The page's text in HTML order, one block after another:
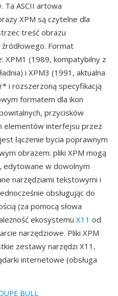
Ta ASCII artowa
XPM są czytelne dla
treść obrazu
Format
XPM1 (1989, kompatybilny z
i XPM3 (1991, aktualna
i rozszerzoną specyfikacją
formatem dla ikon
przycisków
elementów interfejsu przez
łączenie bycia poprawnym
obrazem: pliki XPM mogą
edytowane w dowolnym
narzędziami tekstowymi i
obsługując do
(za pomocą słowa
ekosystemu X11 od
narzędziowe. Pliki XPM
zestawy narzędzi X11,
internetowe (obsługa
BULL